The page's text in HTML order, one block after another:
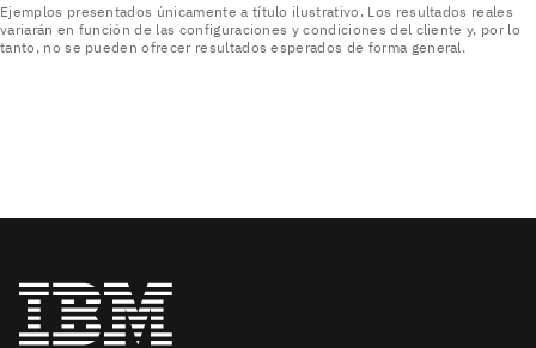
Ejemplos presentados únicamente a título ilustrativo. Los resultados reales
variarán en función de las configuraciones y condiciones del cliente y, por lo
tanto, no se pueden ofrecer resultados esperados de forma general.